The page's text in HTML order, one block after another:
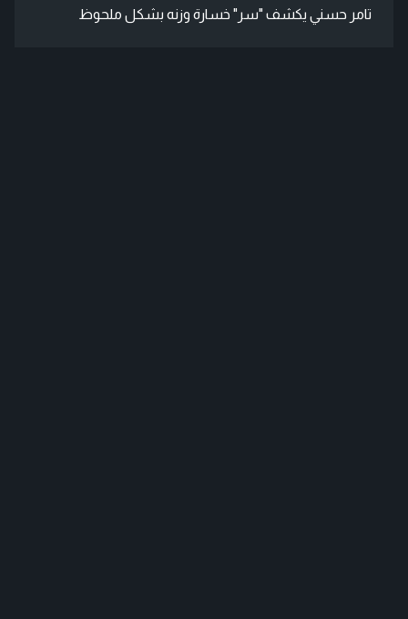
تامر حسني يكشف "سر" خسارة وزنه بشكل ملحوظ